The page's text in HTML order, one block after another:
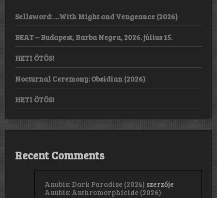
Sellsword: …With Might and Vengeance (2026)
BEAT – Budapest, Barba Negra, 2026. július 15.
HETI ÖTÖS!
Nocturnal Ceremony: Obsidian (2026)
HETI ÖTÖS!
Recent Comments
Anubis: Dark Paradise (2024) szerzője
Anubis: Anthromorphicide (2026)